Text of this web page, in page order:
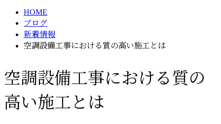
HOME
ブログ
新着情報
空調設備工事における質の高い施工とは
空調設備工事における質の
高い施工とは